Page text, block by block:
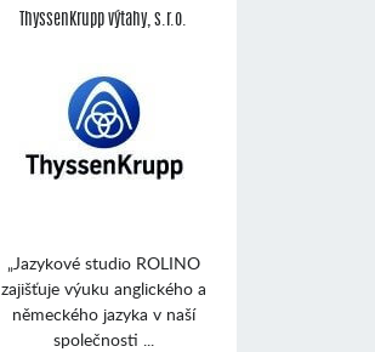
ThyssenKrupp výtahy, s.r.o.
„Jazykové studio ROLINO
zajišťuje výuku anglického a
německého jazyka v naší
společnosti ...